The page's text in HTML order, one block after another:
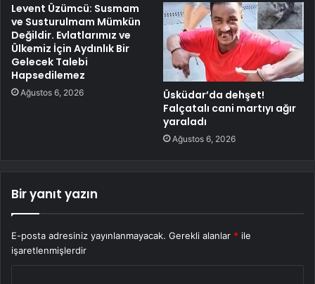
Levent Üzümcü: Susmam
ve Susturulmam Mümkün
Değildir. Evlatlarımız ve
Ülkemiz İçin Aydınlık Bir
Gelecek Talebi
Hapsedilemez
Ağustos 6, 2026
Üsküdar’da dehşet!
Falçatalı cani martıyı ağır
yaraladı
Ağustos 6, 2026
Bir yanıt yazın
E-posta adresiniz yayınlanmayacak. Gerekli alanlar * ile
işaretlenmişlerdir